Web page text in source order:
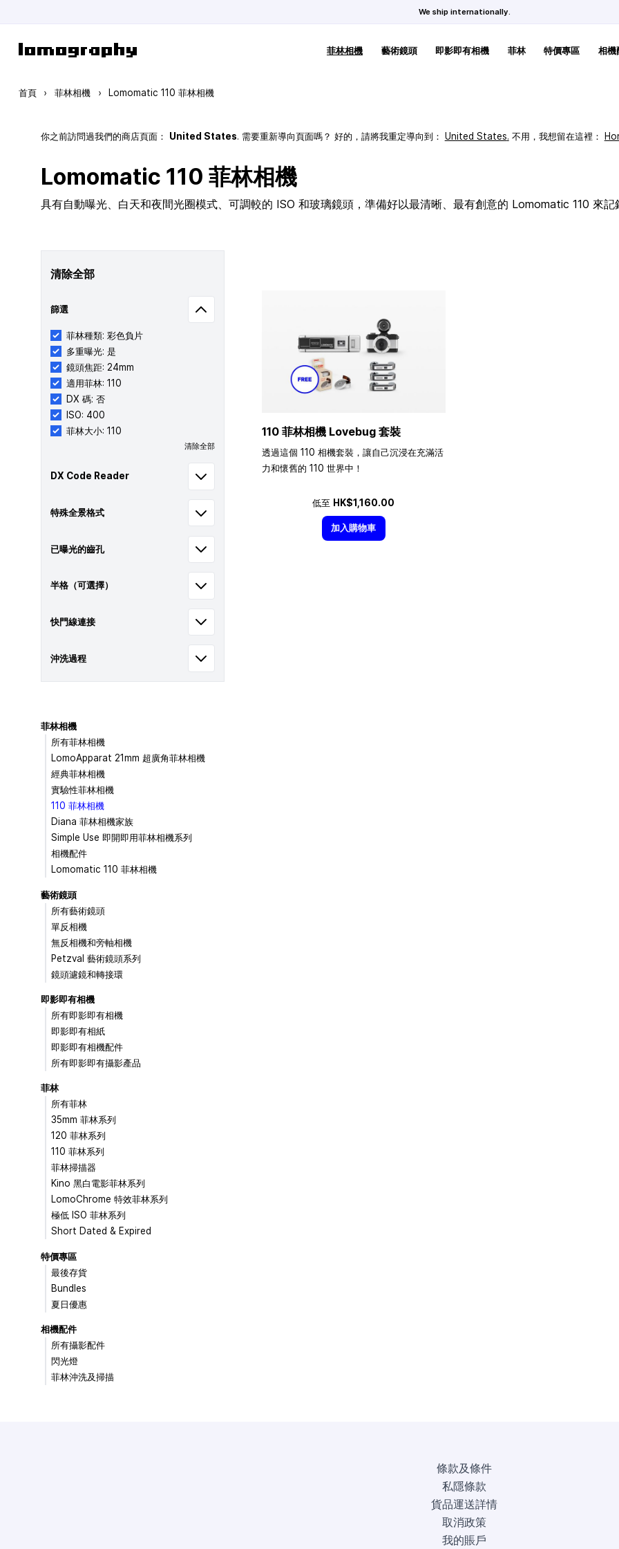
We ship internationally.
菲林相機 藝術鏡頭 即影即有相機 菲林 特價專區 相機
首頁 › 菲林相機 › Lomomatic 110 菲林相機
你之前訪問過我們的商店頁面： United States. 需要重新導向頁面嗎？ 好的，請將我重定導向到： United States. 不用，我想留在這裡：
Lomomatic 110 菲林相機
具有自動曝光、白天和夜間光圈模式、可調較的 ISO 和玻璃鏡頭，準備好以最清晰、最有創意的 Lomomatic 110 來記
清除全部
篩選
菲林種類: 彩色負片
多重曝光: 是
鏡頭焦距: 24mm
適用菲林: 110
DX 碼: 否
ISO: 400
菲林大小: 110
清除全部
DX Code Reader
特殊全景格式
已曝光的齒孔
半格（可選擇）
快門線連接
沖洗過程
110 菲林相機 Lovebug 套裝
透過這個 110 相機套裝，讓自己沉浸在充滿活
力和懷舊的 110 世界中！
低至 HK$1,160.00
加入購物車
菲林相機
所有菲林相機
LomoApparat 21mm 超廣角菲林相機
經典菲林相機
實驗性菲林相機
110 菲林相機
Diana 菲林相機家族
Simple Use 即開即用菲林相機系列
相機配件
Lomomatic 110 菲林相機
藝術鏡頭
所有藝術鏡頭
單反相機
無反相機和旁軸相機
Petzval 藝術鏡頭系列
鏡頭濾鏡和轉接環
即影即有相機
所有即影即有相機
即影即有相紙
即影即有相機配件
所有即影即有攝影產品
菲林
所有菲林
35mm 菲林系列
120 菲林系列
110 菲林系列
菲林掃描器
Kino 黑白電影菲林系列
LomoChrome 特效菲林系列
極低 ISO 菲林系列
Short Dated & Expired
特價專區
最後存貨
Bundles
夏日優惠
相機配件
所有攝影配件
閃光燈
菲林沖洗及掃描
條款及條件
私隱條款
貨品運送詳情
取消政策
我的賬戶